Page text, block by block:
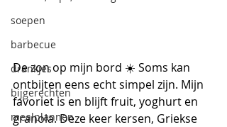
soepen
barbecue
drankjes
bijgerechten
mealplannen
De zon op mijn bord ☀️ Soms kan
ontbijten eens echt simpel zijn. Mijn
favoriet is en blijft fruit, yoghurt en
granola. Deze keer kersen, Griekse